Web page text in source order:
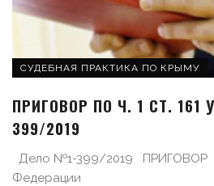
СУДЕБНАЯ ПРАКТИКА ПО КРЫМУ
ПРИГОВОР ПО Ч. 1 СТ.
399/2019
Дело №1-399/2019 ПРИГОВОР
Федерации